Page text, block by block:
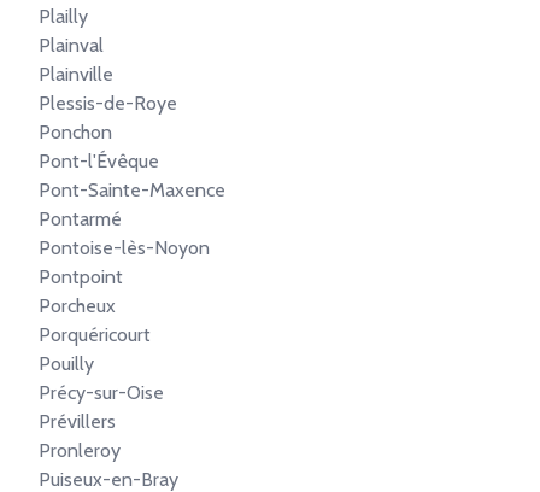
Plailly
Plainval
Plainville
Plessis-de-Roye
Ponchon
Pont-l'Évêque
Pont-Sainte-Maxence
Pontarmé
Pontoise-lès-Noyon
Pontpoint
Porcheux
Porquéricourt
Pouilly
Précy-sur-Oise
Prévillers
Pronleroy
Puiseux-en-Bray